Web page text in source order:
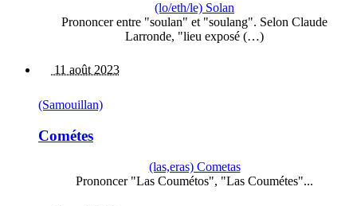
(lo/eth/le) Solan
Prononcer entre "soulan" et "soulang". Selon Claude
Larronde, "lieu exposé (…)
11 août 2023
(Samouillan)
Cométes
(las,eras) Cometas
Prononcer "Las Coumétos", "Las Coumétes"...